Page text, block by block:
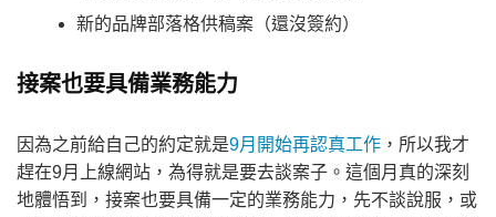
新的品牌部落格供稿案（還沒簽約）
接案也要具備業務能力
因為之前給自己的約定就是9月開始再認真工作 ，所以我才
趕在9月上線網站，為得就是要去談案子。這個月真的深刻
地體悟到，接案也要具備一定的業務能力，先不談說服，或